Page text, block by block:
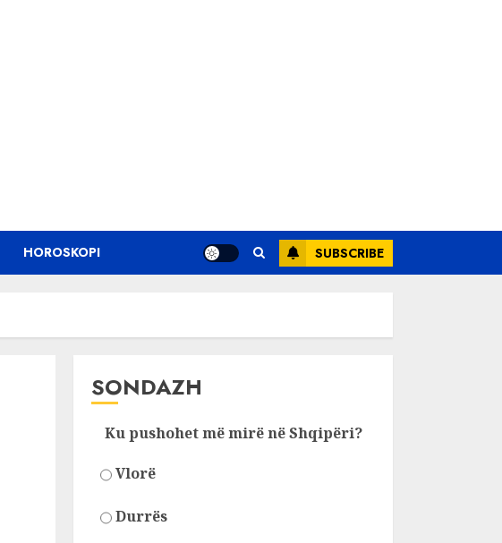
HOROSKOPI SUBSCRIBE
SONDAZH
Ku pushohet më mirë në Shqipëri?
Vlorë
Durrës